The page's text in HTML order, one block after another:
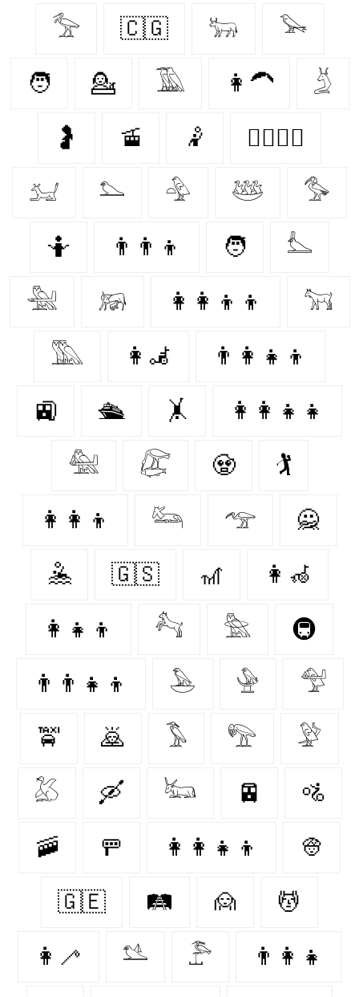
𓅡 🇨🇬 𓃒 𓅨
🧑 💁‍ 𓅀 👩‍🦱 𓄄
🤰 🚡 🤾‍ 👩‍❤️‍💋‍👨
𓃫 𓅌 𓅲 𓅸 𓅜
🤷‍ 👨‍👨‍👦 🧑‍ 𓅏
𓅖 𓃖 👩‍👩‍👦‍👦 𓃙
𓅔 👩‍🦼 👨‍👩‍👧‍👦
🚉 🛳 🤸‍ 👩‍👩‍👧‍👧
𓅕 𓅻 🧟‍ 🏌️‍
👩‍👩‍👦 𓃛 𓅠 🙅‍
🤽‍ 🇬🇸 🎢 👩‍🦽
👩‍👧‍👦 𓃚 𓅗 🚇
👨‍👨‍👧‍👦 𓅅 𓅈 𓅵
🚖 🙇‍ 𓅣 𓅟 𓅶
𓅷 🛶 𓃜 🚈 🚵‍
🚠 🚥 👩‍👩‍👧‍👦 👳‍
🇬🇪 🛤 🙍‍ 💆‍
👩‍🦯 𓅎 𓅤 👨‍👩‍👧